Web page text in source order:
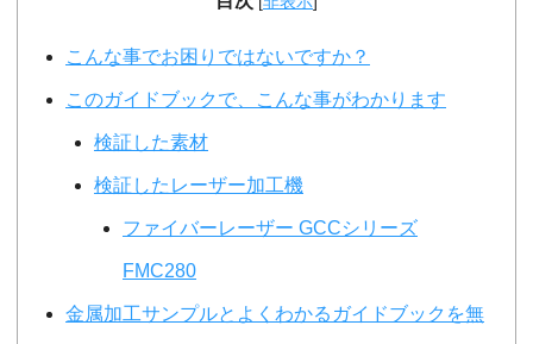
こんな事でお困りではないですか？
このガイドブックで、こんな事がわかります
検証した素材
検証したレーザー加工機
ファイバーレーザー GCCシリーズ
FMC280
金属加工サンプルとよくわかるガイドブックを無